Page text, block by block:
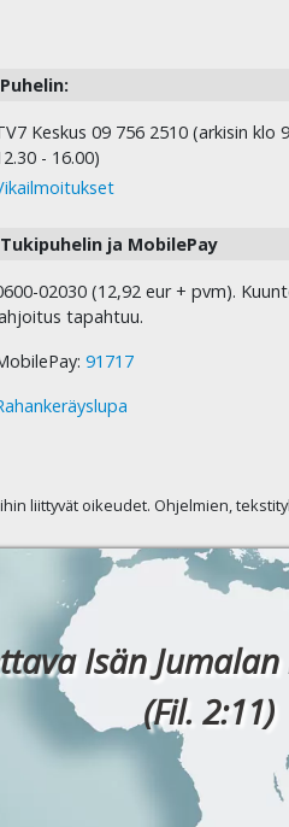
Puhelin:
Keskus 09 756 2510 (arkisin klo
- 16.00)
Tukipuhelin ja MobilePay
02030 (12,92 eur + pvm).
tapahtuu.
91717
liittyvät oikeudet. Ohjelmien,
Isän
(Fil. 2:11)